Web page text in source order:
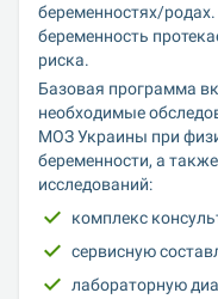
беременностях/
беременность
риска.
Базовая программа
необходимые
МОЗ Украины при
беременности, а
исследований:
комплекс
сервисную
лабораторную